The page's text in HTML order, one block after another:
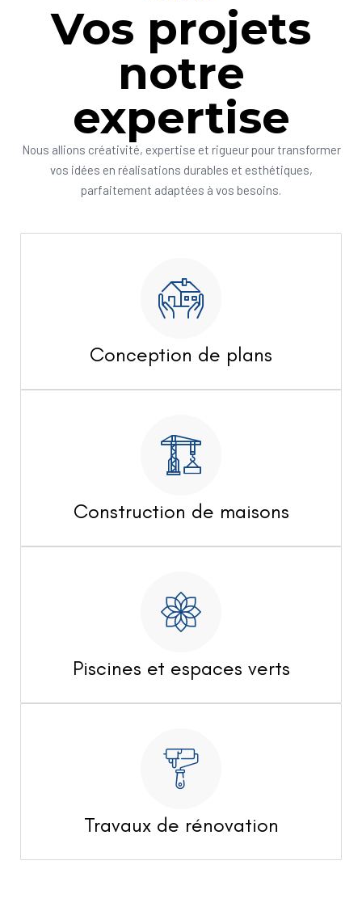
Vos projets
notre
expertise
Nous allions créativité, expertise et rigueur pour transformer
vos idées en réalisations durables et esthétiques,
parfaitement adaptées à vos besoins.
Conception de plans
Construction de maisons
Piscines et espaces verts
Travaux de rénovation